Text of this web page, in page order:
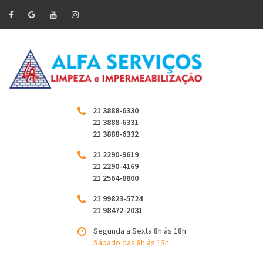
21 3888-6330
21 3888-6331
21 3888-6332
21 2290-9619
21 2290-4169
21 2564-8800
21 99823-5724
21 98472-2031
Segunda a Sexta 8h às 18h
Sábado das 8h às 13h